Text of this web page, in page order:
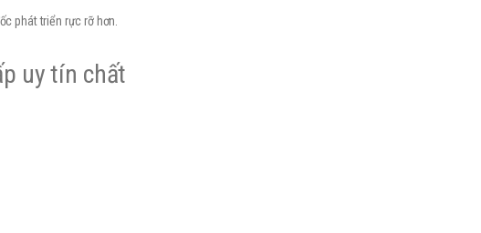
phát triển rực rỡ hơn.
uy tín chất